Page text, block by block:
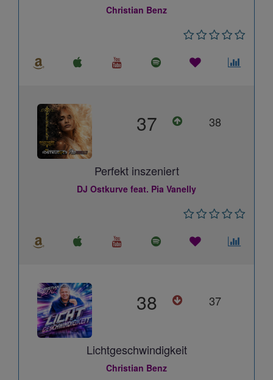
Christian Benz
37 38
Perfekt inszeniert
DJ Ostkurve feat. Pia Vanelly
38 37
Lichtgeschwindigkeit
Christian Benz